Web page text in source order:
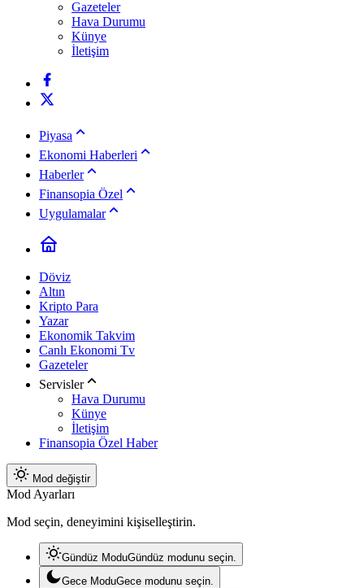
Gazeteler
Hava Durumu
Künye
İletişim
Piyasa
Ekonomi Haberleri
Haberler
Finansopia Özel
Uygulamalar
Döviz
Altın
Kripto Para
Yazar
Ekonomik Takvim
Canlı Ekonomi Tv
Gazeteler
Servisler
Hava Durumu
Künye
İletişim
Finansopia Özel Haber
Mod değiştir
Mod Ayarları
Mod seçin, deneyimini kişiselleştirin.
Gündüz ModuGündüz modunu seçin.
Gece ModuGece modunu seçin.